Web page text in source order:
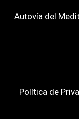
Autovía del
Política de